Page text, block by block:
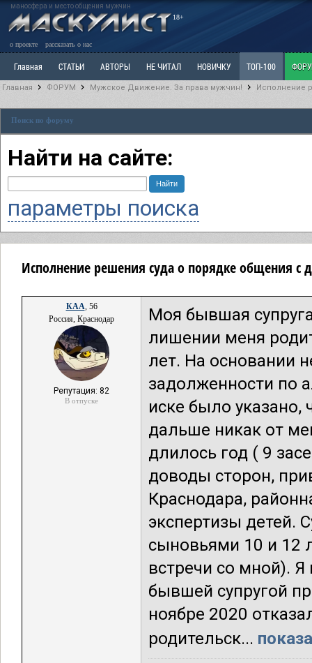
маносфера и место общения мужчин
18+
о проекте рассказать о нас
Главная СТАТЬИ АВТОРЫ НЕ ЧИТАЛ НОВИЧКУ ТОП-100
Ветка: Расстаюсь или Развожусь. САНЧАС Ветка: Наболевшее. Выскажись!
РАЗДЕЛ: Разное
Главная ФОРУМ Мужское Движение. За права мужчин! Исполнение
Поиск по форуму
Найти на сайте:
параметры поиска
Исполнение решения суда о порядке общения с
КАА, 56
Россия, Краснодар
Репутация: 82
В отпуске
Моя бывшая
лишении меня
лет. На основании
задолженности по
иске было указано,
дальше никак от
длилось год ( 9
доводы сторон,
Краснодара,
экспертизы детей.
сыновьями 10 и 12
встречи со мной). Я
бывшей супругой
ноябре 2020
родительск...